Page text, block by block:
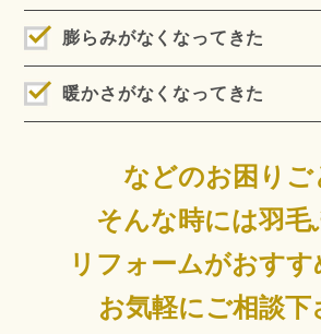
膨らみがなくなってきた
暖かさがなくなってきた
などのお困りご
そんな時には羽毛
リフォームがおすす
お気軽にご相談下